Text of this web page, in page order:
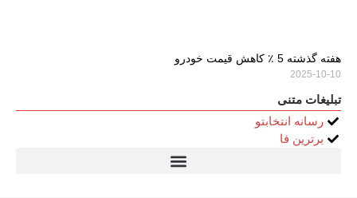
هفته گذشته 5 ٪ کاهش قیمت خودرو
2025-10-10
تبلیغات متنی
رسانه انتخابتو
برترین فا